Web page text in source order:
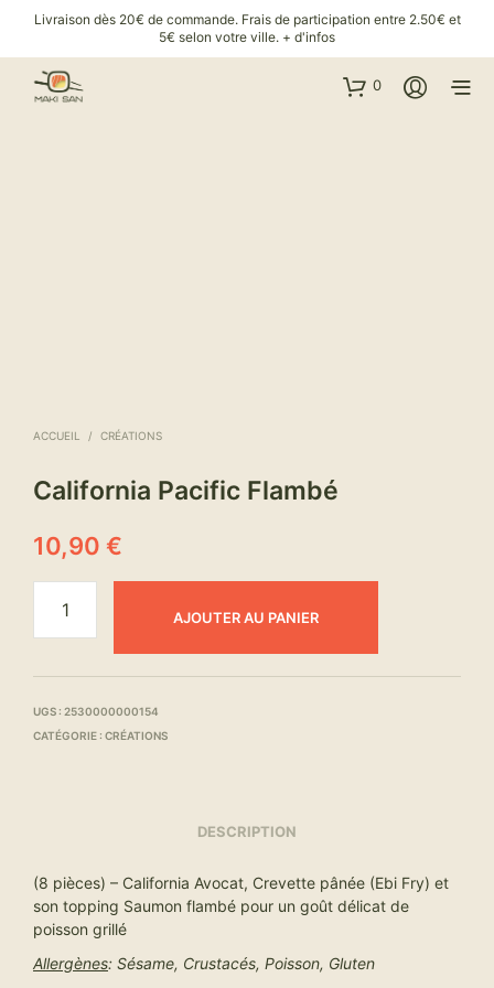
Livraison dès 20€ de commande. Frais de participation entre 2.50€ et
5€ selon votre ville. + d'infos
0
ACCUEIL / CRÉATIONS
California Pacific Flambé
10,90 €
AJOUTER AU PANIER
UGS : 2530000000154
CATÉGORIE : CRÉATIONS
DESCRIPTION
(8 pièces) – California Avocat, Crevette pânée (Ebi Fry) et
son topping Saumon flambé pour un goût délicat de
poisson grillé
Allergènes: Sésame, Crustacés, Poisson, Gluten